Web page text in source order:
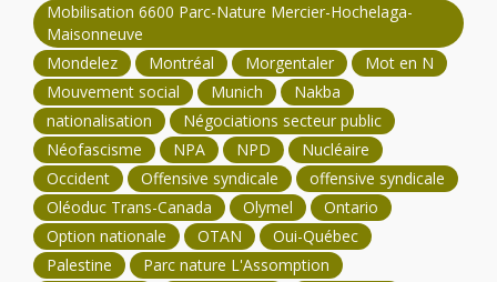
Mobilisation 6600 Parc-Nature Mercier-Hochelaga-
Maisonneuve
Mondelez
Montréal Morgentaler
Mot en N
Mouvement social
Munich
Nakba
nationalisation
Négociations secteur public
Néofascisme
NPA NPD
Nucléaire
Occident
Offensive syndicale
offensive syndicale
Oléoduc Trans-Canada
Olymel
Ontario
Option nationale
OTAN
Oui-Québec
Palestine
Parc nature L'Assomption